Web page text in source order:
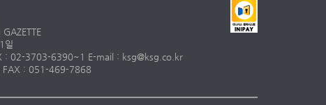
일
: 02-3703-6390~1 E-mail : ksg@ksg.co.kr
FAX : 051-469-7868